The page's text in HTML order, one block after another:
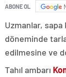
ABONE OL
Uzmanlar,
döneminde
edilmesine ve
Tahıl ambarı